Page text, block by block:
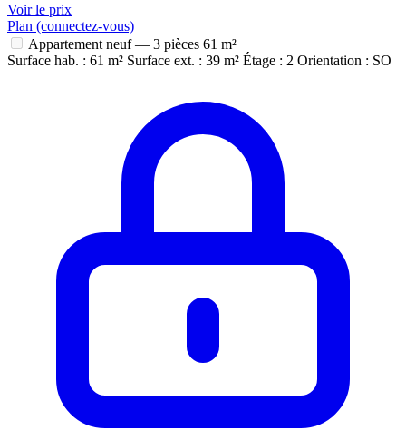
Voir le prix
Plan (connectez-vous)
Appartement neuf — 3 pièces 61 m²
Surface hab. : 61 m² Surface ext. : 39 m² Étage : 2 Orientation : SO